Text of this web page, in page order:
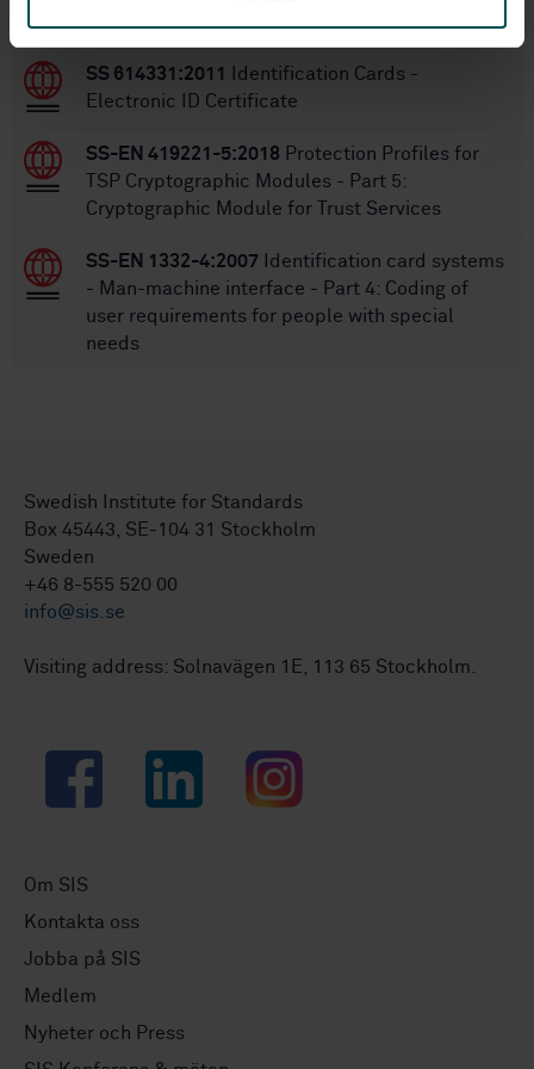
SS 614331:2011
Identification Cards -
Electronic ID Certificate
SS-EN 419221-5:2018 Protection Profiles for
TSP Cryptographic Modules - Part 5:
Cryptographic Module for Trust Services
SS-EN 1332-4:2007 Identification card systems
- Man-machine interface - Part 4: Coding of
user requirements for people with special
needs
Swedish Institute for Standards
Box 45443, SE-104 31 Stockholm
Sweden
+46 8-555 520 00
info@sis.se
Visiting address: Solnavägen 1E, 113 65 Stockholm.
Facebook LinkedIn Instagram
Om SIS
Kontakta oss
Jobba på SIS
Medlem
Nyheter och Press